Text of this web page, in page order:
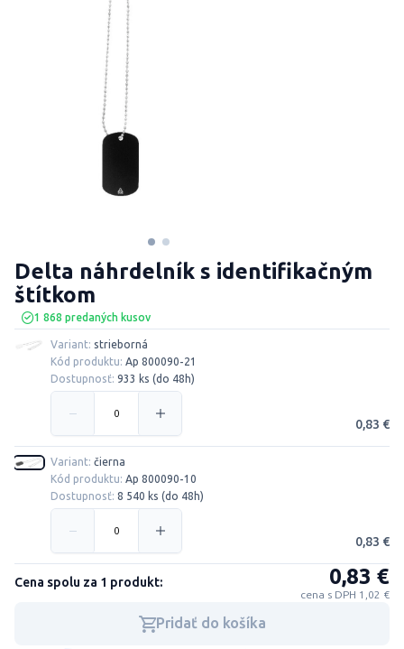
1 868 predaných kusov
Delta náhrdelník s identifikačným
štítkom
Variant: strieborná
Kód produktu: Ap 800090-21
Dostupnosť: 933 ks (do 48h)
0,83 €
Variant: čierna
Kód produktu: Ap 800090-10
Dostupnosť: 8 540 ks (do 48h)
0,83 €
Cena spolu za 1 produkt: 0,83 €
cena s DPH 1,02 €
Pridať do košíka